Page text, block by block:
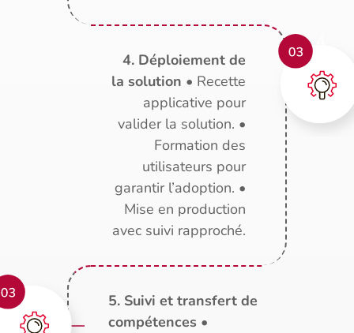
4. Déploiement de
la solution • Recette
applicative pour
valider la solution. •
Formation des
utilisateurs pour
garantir l’adoption. •
Mise en production
avec suivi rapproché.
5. Suivi et transfert de
compétences •